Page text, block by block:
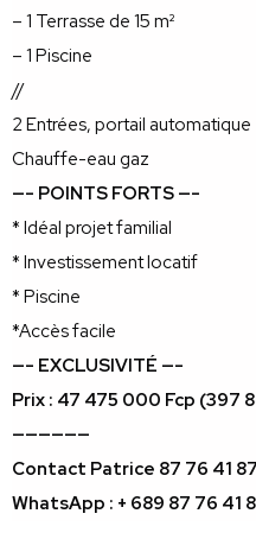
– 1 Terrasse de 15 m²
– 1 Piscine
//
2 Entrées, portail automatique
Chauffe-eau gaz
—- POINTS FORTS —-
* Idéal projet familial
* Investissement locatif
* Piscine
*Accès facile
—- EXCLUSIVITÉ —-
Prix : 47 475 000 Fcp (397
——————
Contact Patrice 87 76 41
WhatsApp : + 689 87 76 41